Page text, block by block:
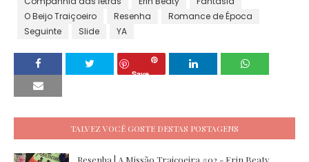
O Beijo Traiçoeiro
Resenha
Romance de Época
Seguinte
Slide YA
Save
TALVEZ VOCÊ GOSTE DESTAS POSTAGENS
Resenha | A Missão Traiçoeira #02 - Erin Beaty